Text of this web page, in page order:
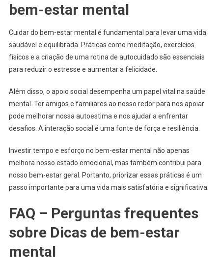
bem-estar mental
Cuidar do bem-estar mental é fundamental para levar uma vida
saudável e equilibrada. Práticas como meditação, exercícios
físicos e a criação de uma rotina de autocuidado são essenciais
para reduzir o estresse e aumentar a felicidade.
Além disso, o apoio social desempenha um papel vital na saúde
mental. Ter amigos e familiares ao nosso redor para nos apoiar
pode melhorar nossa autoestima e nos ajudar a enfrentar
desafios. A interação social é uma fonte de força e resiliência.
Investir tempo e esforço no bem-estar mental não apenas
melhora nosso estado emocional, mas também contribui para
nosso bem-estar geral. Portanto, priorizar essas práticas é um
passo importante para uma vida mais satisfatória e significativa.
FAQ – Perguntas frequentes
sobre Dicas de bem-estar
mental